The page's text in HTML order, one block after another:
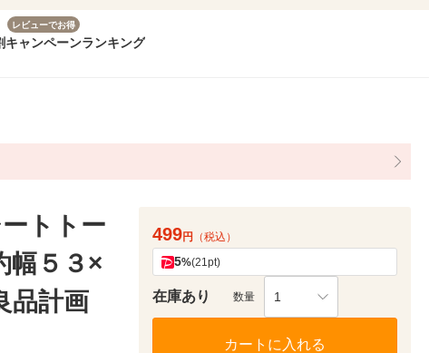
レビューでお得
キャンペーンランキング
トトー
幅５３×
品計画
499円 （税込）
5%(21pt)
在庫あり 数量 1
カートに入れる